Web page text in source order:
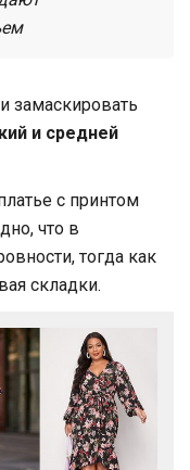
замаскировать
и средней
с принтом
что в
тогда как
складки.